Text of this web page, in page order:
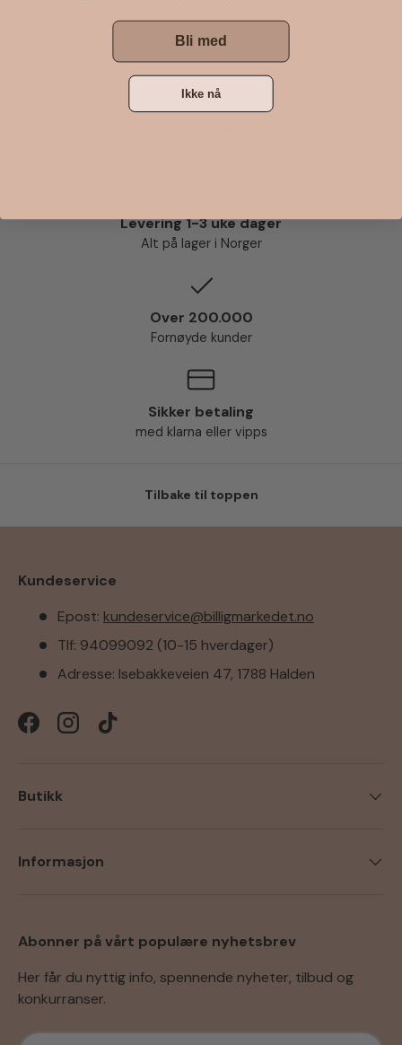
Levering 1-3 uke dager
Alt på lager i Norger
Over 200.000
Fornøyde kunder
Sikker betaling
med klarna eller vipps
Tilbake til toppen
Kundeservice
Epost: kundeservice@billigmarkedet.no
Tlf: 94099092 (10-15 hverdager)
Adresse: Isebakkeveien 47, 1788 Halden
FacebookInstagramTikTok
Butikk
Informasjon
Abonner på vårt populære nyhetsbrev
Her får du nyttig info, spennende nyheter, tilbud og
konkurranser.
E-post
Bli med
Ikke nå